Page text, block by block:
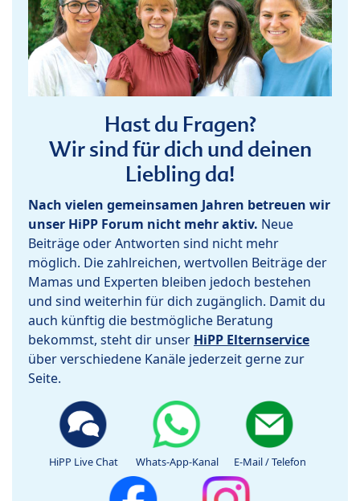
Hast du Fragen?
Wir sind für dich und deinen
Liebling da!
Nach vielen gemeinsamen Jahren betreuen wir
unser HiPP Forum nicht mehr aktiv. Neue
Beiträge oder Antworten sind nicht mehr
möglich. Die zahlreichen, wertvollen Beiträge der
Mamas und Experten bleiben jedoch bestehen
und sind weiterhin für dich zugänglich. Damit du
auch künftig die bestmögliche Beratung
bekommst, steht dir unser HiPP Elternservice
über verschiedene Kanäle jederzeit gerne zur
Seite.
HiPP Live Chat Whats-App-Kanal E-Mail / Telefon